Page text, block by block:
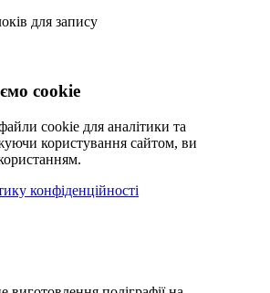
cookie
cookie для аналітики та
користування сайтом, ви
конфіденційності